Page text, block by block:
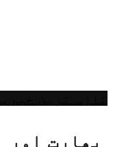
بھارت اور